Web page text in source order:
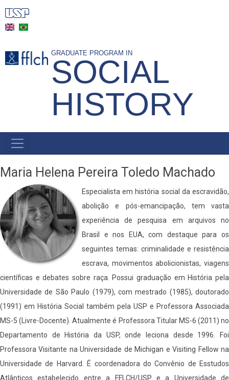
Skip
content
GRADUATE PROGRAM IN
SOCIAL
HISTORY
MAIN
NAVIGATION
BR
Maria Helena Pereira Toledo Machado
Especialista em história social da escravidão,
abolição e pós-emancipação, tem vasta
experiência de pesquisa em arquivos no
Brasil e nos EUA, com destaque para os
seguintes temas: criminalidade e resistência
escrava, movimentos abolicionistas, viagens
científicas e debates sobre raça. Possui graduação em História pela
Universidade de São Paulo (1979), com mestrado (1985), doutorado
(1991) em História Social também pela USP e Professora Associada
MS-5 (Livre-Docente). Atualmente é Professora Titular MS-6 (2011) no
Departamento de História da USP, onde leciona desde 1996. Foi
Professora Visitante na Universidade de Michigan e Visiting Fellow na
Universidade de Harvard. É coordenadora do Convênio de Esstudos
Atlânticos estabelecido entre a FFLCH/USP e a Universidade de